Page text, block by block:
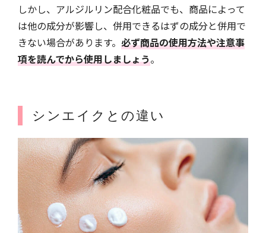
しかし、アルジルリン配合化粧品でも、商品によって
は他の成分が影響し、併用できるはずの成分と併用で
きない場合があります。 必ず商品の使用方法や注意事
項を読んでから使用しましょう。
シンエイクとの違い